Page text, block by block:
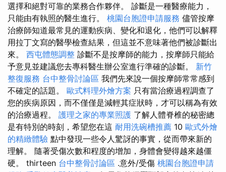
選擇和絕對可靠的業務合作夥伴。 診斷是一種醫療能力，
只能由有執照的醫生進行。 桃園台胞證申請服務 儘管按摩
治療師知道最常見的運動疾病、變化和退化，他們可以解釋
用拉丁文寫的醫學檢查結果，但這並不意味著他們被診斷出
來。 西屯體態調整 診斷不是按摩師的能力，按摩師只能給
予意見並建議您去專科醫生辦公室進行準確的診斷。 新竹
整復服務 台中整骨討論區 我們先來說一個按摩師常常感到
不確定的話題。 歐式料理外燴方案 只有當治療過程調查了
您的疾病原因，而不僅僅是減輕其症狀時，才可以稱為有效
的治療過程。 護理之家的專業照護 了解人體脊椎的秘密總
是有特別的時刻，希望您在這 耐用洗碗槽推薦 10 歐式外燴
的精緻體驗 點中發現一些令人驚訝的事實，從而帶來新的
理解。 隨著受傷次數和程度的增加，身體會變得越來越僵
硬。 thirteen 台中整骨討論區 .意外/受傷 桃園台胞證申請